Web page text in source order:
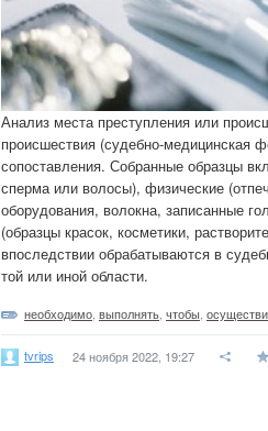
Анализ места преступления или
происшествия (судебно-медицинская
сопоставления. Собранные образцы
сперма или волосы), физические
оборудования, волокна, записанные
(образцы красок, косметики,
впоследствии обрабатываются в
той или иной области.
необходимо выполнять чтобы
tvrips 24 ноября 2022, 19:27